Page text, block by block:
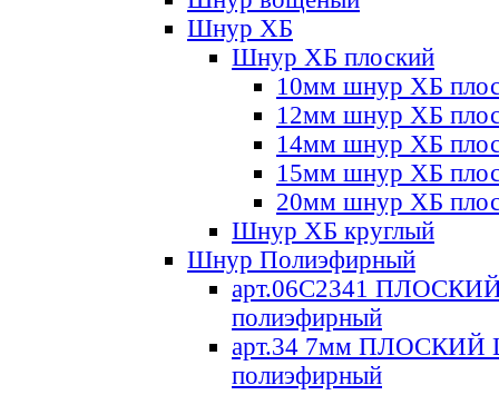
Шнур ХБ
Шнур ХБ плоский
10мм шнур ХБ
12мм шнур ХБ
14мм шнур ХБ
15мм шнур ХБ
20мм шнур ХБ
Шнур ХБ круглый
Шнур Полиэфирный
арт.06С2341
полиэфирный
арт.34 7мм ПЛОСКИЙ
полиэфирный